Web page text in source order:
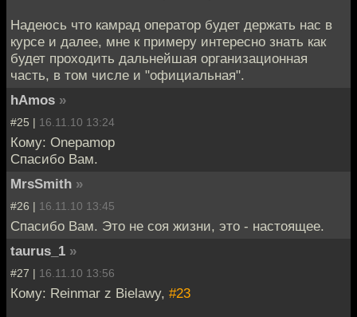
Надеюсь что камрад оператор будет держать нас в
курсе и далее, мне к примеру интересно знать как
будет проходить дальнейшая организационная
часть, в том числе и "официальная".
hAmos »
#25 | 16.11.10 13:24
Кому: Onepamop
Спасибо Вам.
MrsSmith »
#26 | 16.11.10 13:45
Спасибо Вам. Это не соя жизни, это - настоящее.
taurus_1 »
#27 | 16.11.10 13:56
Кому: Reinmar z Bielawy, #23